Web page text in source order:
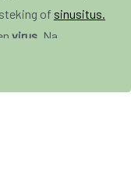
of sinusitus.
virus. Na